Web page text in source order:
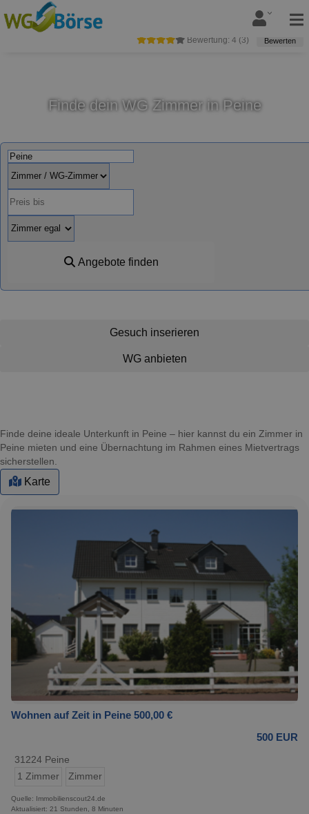
Bewertung: 4 (3) Bewerten
Finde dein WG Zimmer in Peine
Angebote finden
Gesuch inserieren
WG anbieten
Finde deine ideale Unterkunft in Peine – hier kannst du ein Zimmer in
Peine mieten und eine Übernachtung im Rahmen eines Mietvertrags
sicherstellen.
Karte
Wohnen auf Zeit in Peine 500,00 €
500 EUR
31224 Peine
1 Zimmer
Zimmer
Quelle: Immobilienscout24.de
Aktualisiert: 21 Stunden, 8 Minuten